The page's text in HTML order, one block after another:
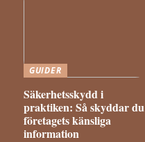
GUIDER
Säkerhetsskydd i
praktiken: Så skyddar du
företagets känsliga
information